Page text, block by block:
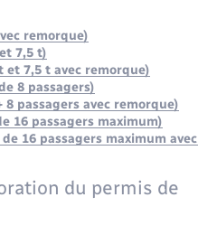
remorque)
7,5 t)
et 7,5 t avec remorque)
8 passagers)
passagers avec remorque)
16 passagers maximum)
16 passagers maximum avec
du permis de